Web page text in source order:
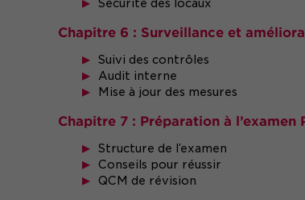
Sécurité des locaux
Chapitre 6 : Surveillance et
Suivi des contrôles
Audit interne
Mise à jour des mesures
Chapitre 7 : Préparation à l’examen
Structure de l’examen
Conseils pour réussir
QCM de révision